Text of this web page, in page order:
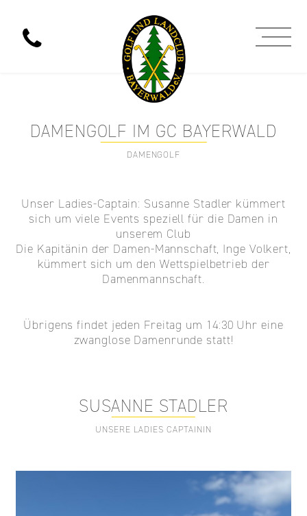
DAMENGOLF IM GC BAYERWALD
DAMENGOLF
Unser Ladies-Captain: Susanne Stadler kümmert
sich um viele Events speziell für die Damen in
unserem Club
Die Kapitänin der Damen-Mannschaft, Inge Volkert,
kümmert sich um den Wettspielbetrieb der
Damenmannschaft.
Übrigens findet jeden Freitag um 14:30 Uhr eine
zwanglose Damenrunde statt!
SUSANNE STADLER
UNSERE LADIES CAPTAININ